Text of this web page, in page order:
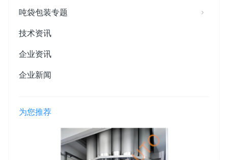
吨袋包装专题
技术资讯
企业资讯
企业新闻
为您推荐